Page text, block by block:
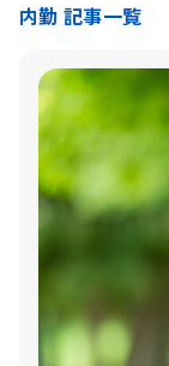
内勤 記事一覧